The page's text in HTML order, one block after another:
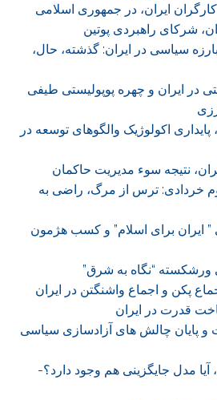
ایران، در جمهوری اسلامی
شرکای راهبردی پوتین
سیاسی در ایران: گذشته، حال،
در ایران و چهره پوپولیستی طیفی
پایداری اکولوژیک والگوهای توسعه در
نتیجه سوء مدیریت حاکمان
خردادی: ترس از مرگ، راضی به
ایران برای اسلام” و کسب هژمون
“نگاه به شرق”
پکن و اجماع واشنگتن در ایران
قدرت در ایران
پایان چالش های آزادسازی سیاسی
آیا مدل جایگزینی هم وجود دارد؟-